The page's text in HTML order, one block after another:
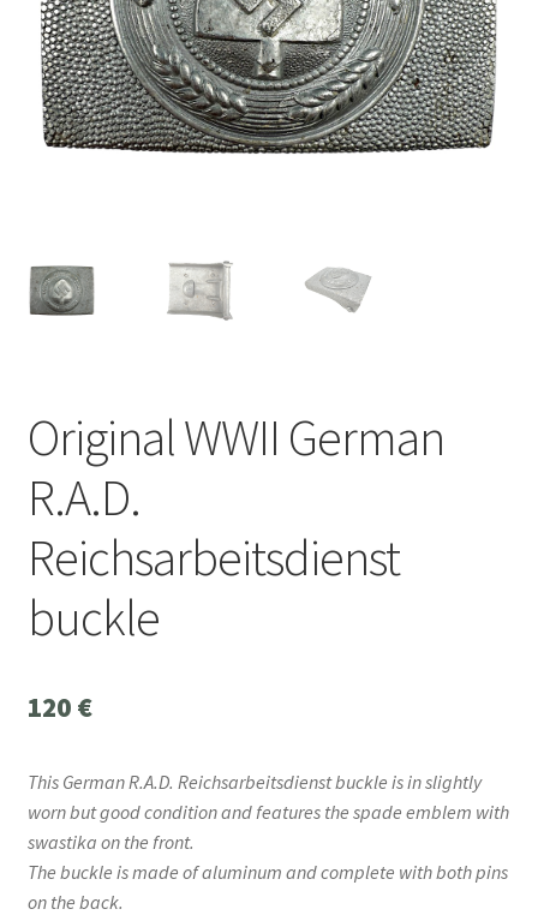
Original WWII German
R.A.D.
Reichsarbeitsdienst
buckle
120 €
This German R.A.D. Reichsarbeitsdienst buckle is in slightly
worn but good condition and features the spade emblem with
swastika on the front.
The buckle is made of aluminum and complete with both pins
on the back.